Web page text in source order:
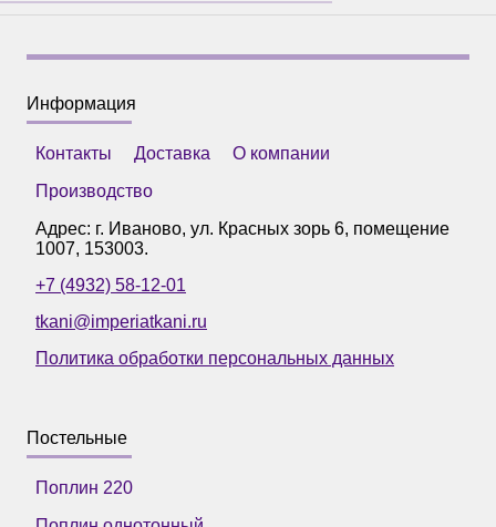
Информация
Контакты Доставка
О компании
Производство
Адрес: г. Иваново, ул. Красных зорь 6, помещение
1007, 153003.
+7 (4932) 58-12-01
tkani@imperiatkani.ru
Политика обработки персональных данных
Постельные
Поплин 220